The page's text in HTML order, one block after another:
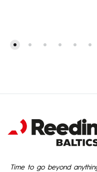
Time to go beyond